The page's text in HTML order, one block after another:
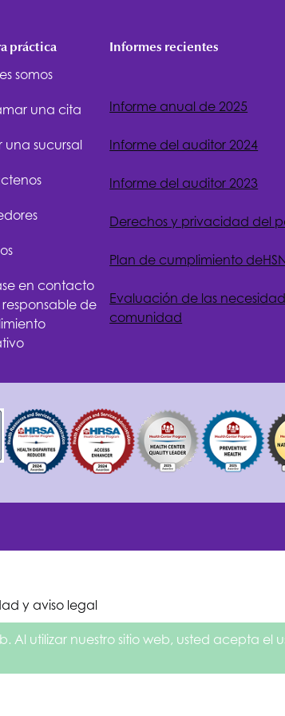
práctica
somos
una cita
una sucursal
en contacto
de
Informes recientes
Informe anual de 2025
Informe del auditor 2024
Informe del auditor 2023
Derechos y privacidad del
Plan de cumplimiento de
Evaluación de las
comunidad
y aviso legal